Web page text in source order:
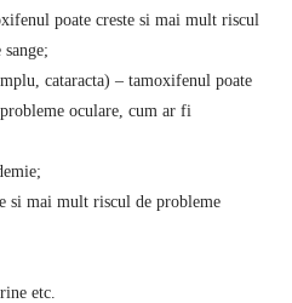
poate creste si mai mult riscul
cataracta) – tamoxifenul poate
oculare, cum ar fi
si mai mult riscul de probleme
etc.